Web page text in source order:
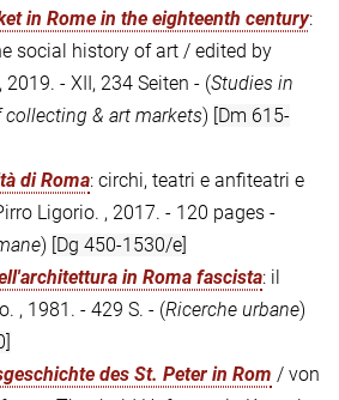
in Rome in the eighteenth century:
social history of art / edited by
2019. - XII, 234 Seiten - (Studies in
& art markets) [Dm 615-
di Roma: circhi, teatri e anfiteatri e
Ligorio. , 2017. - 120 pages -
) [Dg 450-1530/e]
in Roma fascista: il
, 1981. - 429 S. - (Ricerche urbane)
des St. Peter in Rom / von